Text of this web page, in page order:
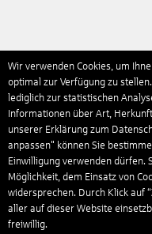
Wir verwenden Cookies, um
optimal zur Verfügung zu
lediglich zur statistischen
Informationen über Art,
unserer Erklärung zum
anpassen" können Sie
Einwilligung verwenden dürfen.
Möglichkeit, dem Einsatz von
widersprechen. Durch Klick auf
aller auf dieser Website
freiwillig.